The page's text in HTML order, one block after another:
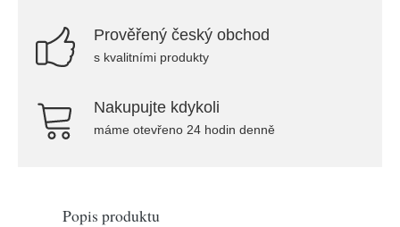
Prověřený český obchod
s kvalitními produkty
Nakupujte kdykoli
máme otevřeno 24 hodin denně
Popis produktu